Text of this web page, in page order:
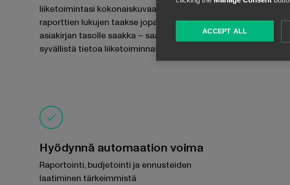
ACCEPT ALL
liiketoimintasi kokonaiskuvaa tai porautua
raporttien lukujen taakse jopa yksittäisen
asiakirjan tasolle saakka – saat arvokasta ja
syvällistä tietoa liiketoiminnastasi.
Hyödynnä automaation voima
Raportointi, budjetointi ja ennusteiden
laatiminen tärkeimmistä